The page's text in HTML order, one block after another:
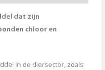
dat zijn
chloor en
in de diersector, zoals